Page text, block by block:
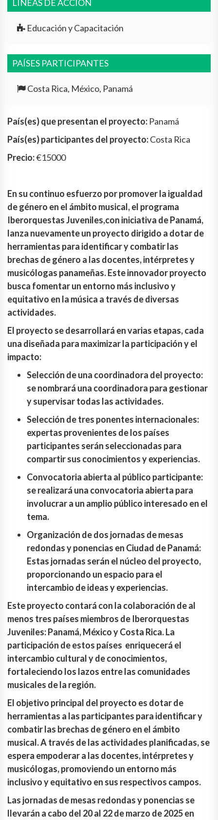
LÍNEAS DE ACCIÓN
Educación y Capacitación
PAÍSES PARTICIPANTES
Costa Rica, México, Panamá
País(es) que presentan el proyecto: Panamá
País(es) participantes del proyecto:Costa Rica
Precio:€15000
En su continuo esfuerzo por promover la igualdad
de género en el ámbito musical, el programa
Iberorquestas Juveniles,con iniciativa de Panamá,
lanza nuevamente un proyecto dirigido a dotar de
herramientas para identificar y combatir las
brechas de género a las docentes, intérpretes y
musicólogas panameñas. Este innovador proyecto
busca fomentar un entorno más inclusivo y
equitativo en la música a través de diversas
actividades.
El proyecto se desarrollará en varias etapas, cada
una diseñada para maximizar la participación y el
impacto:
Selección de una coordinadora del proyecto:
se nombrará una coordinadora para gestionar
y supervisar todas las actividades.
Selección de tres ponentes internacionales:
expertas provenientes de los países
participantes serán seleccionadas para
compartir sus conocimientos y experiencias.
Convocatoria abierta al público participante:
se realizará una convocatoria abierta para
involucrar a un amplio público interesado en el
tema.
Organización de dos jornadas de mesas
redondas y ponencias en Ciudad de Panamá:
Estas jornadas serán el núcleo del proyecto,
proporcionando un espacio para el
intercambio de ideas y experiencias.
Este proyecto contará con la colaboración de al
menos tres países miembros de Iberorquestas
Juveniles: Panamá, México y Costa Rica. La
participación de estos países enriquecerá el
intercambio cultural y de conocimientos,
fortaleciendo los lazos entre las comunidades
musicales de la región.
El objetivo principal del proyecto es dotar de
herramientas a las participantes para identificar y
combatir las brechas de género en el ámbito
musical. A través de las actividades planificadas, se
espera empoderar a las docentes, intérpretes y
musicólogas, promoviendo un entorno más
inclusivo y equitativo en sus respectivos campos.
Las jornadas de mesas redondas y ponencias se
llevarán a cabo del 20 al 22 de marzo de 2025 en